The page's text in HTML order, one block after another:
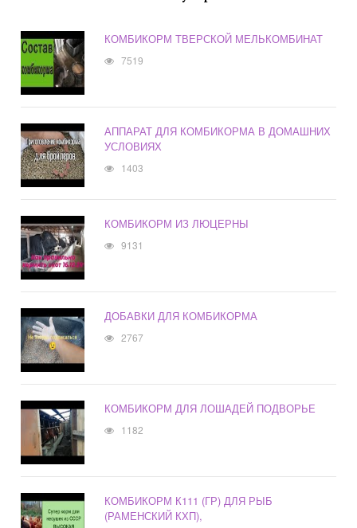
КОМБИКОРМ ТВЕРСКОЙ МЕЛЬКОМБИНАТ
7519
АППАРАТ ДЛЯ КОМБИКОРМА В ДОМАШНИХ
УСЛОВИЯХ
1403
КОМБИКОРМ ИЗ ЛЮЦЕРНЫ
9131
ДОБАВКИ ДЛЯ КОМБИКОРМА
2767
КОМБИКОРМ ДЛЯ ЛОШАДЕЙ ПОДВОРЬЕ
1182
КОМБИКОРМ К111 (ГР) ДЛЯ РЫБ
(РАМЕНСКИЙ КХП),